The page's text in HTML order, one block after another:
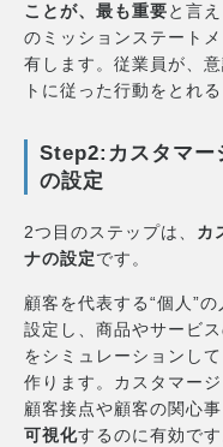
ことが、最も重要と言
のミッションステート
有します。従業員が、
トに従った行動をとれ
Step2:カスタマー
の設定
2つ目のステップは、 カ
ナの設定です。
顧客を代表する“個人”
設定し、商品やサービ
をシミュレーションし
作ります。カスタマー
顧客接点や顧客の関心
可視化するのに有効です